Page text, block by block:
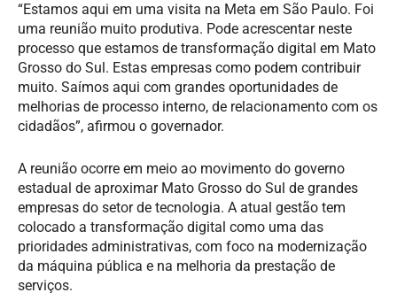
“Estamos aqui em uma visita na Meta em São Paulo. Foi
uma reunião muito produtiva. Pode acrescentar neste
processo que estamos de transformação digital em Mato
Grosso do Sul. Estas empresas como podem contribuir
muito. Saímos aqui com grandes oportunidades de
melhorias de processo interno, de relacionamento com os
cidadãos”, afirmou o governador.
A reunião ocorre em meio ao movimento do governo
estadual de aproximar Mato Grosso do Sul de grandes
empresas do setor de tecnologia. A atual gestão tem
colocado a transformação digital como uma das
prioridades administrativas, com foco na modernização
da máquina pública e na melhoria da prestação de
serviços.